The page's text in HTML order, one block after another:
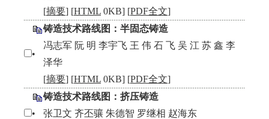
[摘要] [HTML 0KB] [PDF全文]
铸造技术路线图：半固态铸造
•
冯志军 阮 明 李宇飞 王 伟 石 飞 吴 江 苏 鑫 李
泽华
[摘要] [HTML 0KB] [PDF全文]
铸造技术路线图：挤压铸造
•
张卫文 齐丕骧 朱德智 罗继相 赵海东